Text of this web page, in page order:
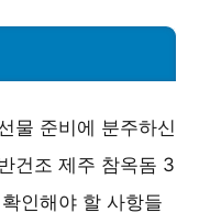
물 준비에 분주하신
건조 제주 참옥돔 3
인해야 할 사항들